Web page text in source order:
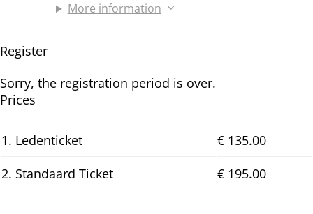
More information
Register
Sorry, the registration period is over.
Prices
1. Ledenticket
€ 135.00
2. Standaard Ticket
€ 195.00